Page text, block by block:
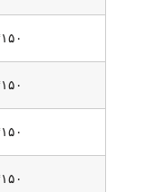
۱۵۰*۲۵
۱۵۰*۳۰
۱۵۰*۳۵
۱۵۰*۴۰